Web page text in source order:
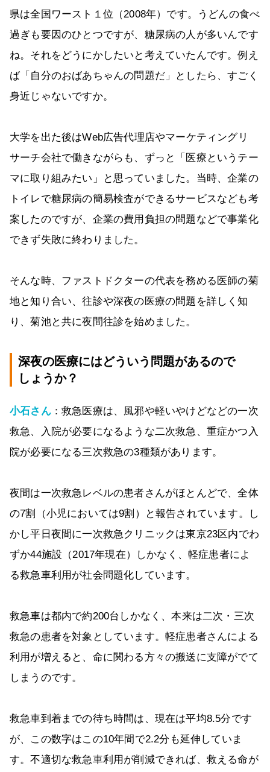
県は全国ワースト１位（2008年）です。うどんの食べ
過ぎも要因のひとつですが、糖尿病の人が多いんです
ね。それをどうにかしたいと考えていたんです。例え
ば「自分のおばあちゃんの問題だ」としたら、すごく
身近じゃないですか。
大学を出た後はWeb広告代理店やマーケティングリ
サーチ会社で働きながらも、ずっと「医療というテー
マに取り組みたい」と思っていました。当時、企業の
トイレで糖尿病の簡易検査ができるサービスなども考
案したのですが、企業の費用負担の問題などで事業化
できず失敗に終わりました。
そんな時、ファストドクターの代表を務める医師の菊
地と知り合い、往診や深夜の医療の問題を詳しく知
り、菊池と共に夜間往診を始めました。
深夜の医療にはどういう問題があるので
しょうか？
小石さん：救急医療は、風邪や軽いやけどなどの一次
救急、入院が必要になるような二次救急、重症かつ入
院が必要になる三次救急の3種類があります。
夜間は一次救急レベルの患者さんがほとんどで、全体
の7割（小児においては9割）と報告されています。し
かし平日夜間に一次救急クリニックは東京23区内でわ
ずか44施設（2017年現在）しかなく、軽症患者によ
る救急車利用が社会問題化しています。
救急車は都内で約200台しかなく、本来は二次・三次
救急の患者を対象としています。軽症患者さんによる
利用が増えると、命に関わる方々の搬送に支障がでて
しまうのです。
救急車到着までの待ち時間は、現在は平均8.5分です
が、この数字はこの10年間で2.2分も延伸していま
す。不適切な救急車利用が削減できれば、救える命が